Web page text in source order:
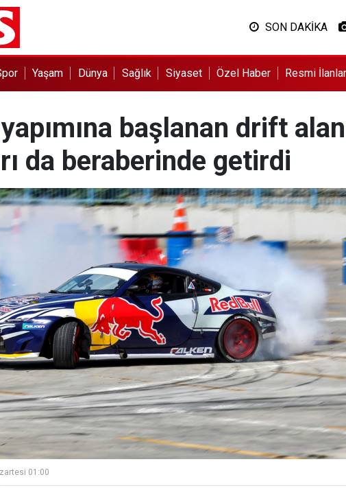
SON DAKİKA
Yaşam Dünya Sağlık Siyaset Özel Haber Resmi İlanlar
başlanan drift
da beraberinde getirdi
01:00